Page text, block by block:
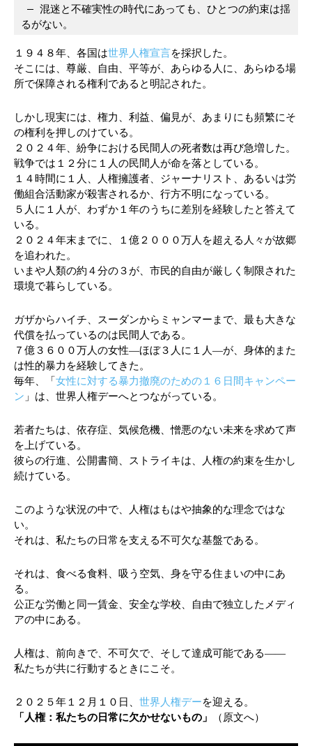
るがない。
１９４８年、各国は世界人権宣言を採択した。
そこには、尊厳、自由、平等が、あらゆる人に、あらゆる場
所で保障される権利であると明記された。
しかし現実には、権力、利益、偏見が、あまりにも頻繁にそ
の権利を押しのけている。
２０２４年、紛争における民間人の死者数は再び急増した。
戦争では１２分に１人の民間人が命を落としている。
１４時間に１人、人権擁護者、ジャーナリスト、あるいは労
働組合活動家が殺害されるか、行方不明になっている。
５人に１人が、わずか１年のうちに差別を経験したと答えて
いる。
２０２４年末までに、１億２０００万人を超える人々が故郷
を追われた。
いまや人類の約４分の３が、市民的自由が厳しく制限された
環境で暮らしている。
ガザからハイチ、スーダンからミャンマーまで、最も大きな
代償を払っているのは民間人である。
７億３６００万人の女性―ほぼ３人に１人―が、身体的また
は性的暴力を経験してきた。
毎年、「女性に対する暴力撤廃のための１６日間キャンペー
ン 」は、世界人権デーへとつながっている。
若者たちは、依存症、気候危機、憎悪のない未来を求めて声
を上げている。
彼らの行進、公開書簡、ストライキは、人権の約束を生かし
続けている。
このような状況の中で、人権はもはや抽象的な理念ではな
い。
それは、私たちの日常を支える不可欠な基盤である。
それは、食べる食料、吸う空気、身を守る住まいの中にあ
る。
公正な労働と同一賃金、安全な学校、自由で独立したメディ
アの中にある。
人権は、前向きで、不可欠で、そして達成可能である――
私たちが共に行動するときにこそ。
２０２５年１２月１０日、 世界人権デーを迎える。
「人権：私たちの日常に欠かせないもの」
（原文へ）